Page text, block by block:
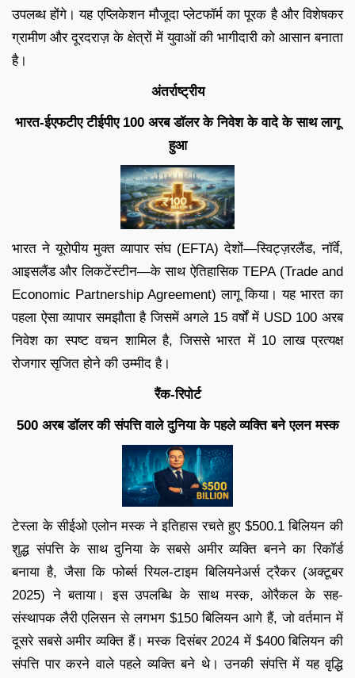
उपलब्ध होंगे। यह एप्लिकेशन मौजूदा प्लेटफॉर्म का पूरक है और विशेषकर
ग्रामीण और दूरदराज़ के क्षेत्रों में युवाओं की भागीदारी को आसान बनाता
है।
अंतर्राष्ट्रीय
भारत-ईएफटीए टीईपीए 100 अरब डॉलर के निवेश के वादे के साथ लागू
हुआ
भारत ने यूरोपीय मुक्त व्यापार संघ (EFTA) देशों—स्विट्ज़रलैंड, नॉर्वे,
आइसलैंड और लिकटेंस्टीन—के साथ ऐतिहासिक TEPA (Trade and
Economic Partnership Agreement) लागू किया। यह भारत का
पहला ऐसा व्यापार समझौता है जिसमें अगले 15 वर्षों में USD 100 अरब
निवेश का स्पष्ट वचन शामिल है, जिससे भारत में 10 लाख प्रत्यक्ष
रोजगार सृजित होने की उम्मीद है।
रैंक-रिपोर्ट
500 अरब डॉलर की संपत्ति वाले दुनिया के पहले व्यक्ति बने एलन मस्क
टेस्ला के सीईओ एलोन मस्क ने इतिहास रचते हुए $500.1 बिलियन की
शुद्ध संपत्ति के साथ दुनिया के सबसे अमीर व्यक्ति बनने का रिकॉर्ड
बनाया है, जैसा कि फोर्ब्स रियल-टाइम बिलियनेअर्स ट्रैकर (अक्टूबर
2025) ने बताया। इस उपलब्धि के साथ मस्क, ओरैकल के सह-
संस्थापक लैरी एलिसन से लगभग $150 बिलियन आगे हैं, जो वर्तमान में
दूसरे सबसे अमीर व्यक्ति हैं। मस्क दिसंबर 2024 में $400 बिलियन की
संपत्ति पार करने वाले पहले व्यक्ति बने थे। उनकी संपत्ति में यह वृद्धि